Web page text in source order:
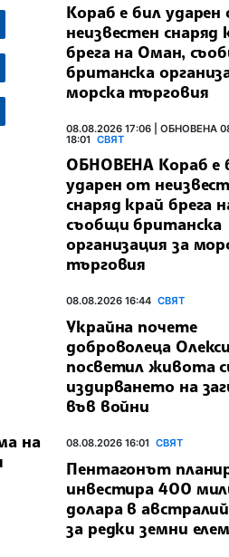
на
Кораб е бил
неизвестен снаряд
брега на Оман,
британска
морска търговия
08.08.2026 17:06 | ОБНОВЕНА
18:01 СВЯТ
ОБНОВЕНА Кораб е
ударен от
снаряд край брега
съобщи британска
организация за
търговия
08.08.2026 16:44 СВЯТ
Украйна почете
доброволеца
посветил живота
издирването на
във войни
08.08.2026 16:01 СВЯТ
Пентагонът
инвестира 400
долара в
за редки земни